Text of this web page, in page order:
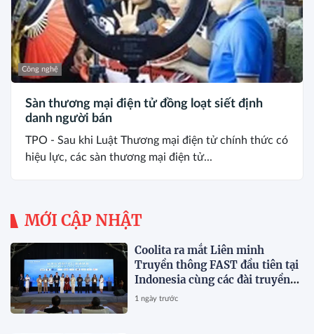
Công nghệ
Sàn thương mại điện tử đồng loạt siết định
danh người bán
TPO - Sau khi Luật Thương mại điện tử chính thức có
hiệu lực, các sàn thương mại điện tử...
MỚI CẬP NHẬT
Coolita ra mắt Liên minh
Truyền thông FAST đầu tiên tại
Indonesia cùng các đài truyền
hình hàng đầu
1 ngày trước